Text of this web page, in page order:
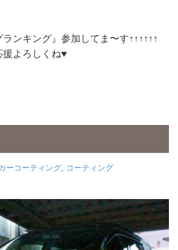
ランキング』参加してま〜す↑↑↑↑↑↑
援よろしくね♥
ーコーティング コーティング